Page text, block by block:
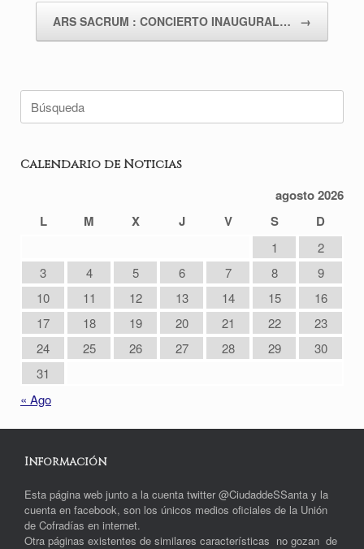
ARS SACRUM : CONCIERTO INAUGURAL… →
Calendario de Noticias
agosto 2026
L
M X J V S D
1
2
3
4 5 6 7 8
9
10
11 12 13 14 15
16
17
18 19 20 21 22
23
24
25 26 27 28 29
30
31
« Ago
Información
Esta página web junto a la cuenta twitter @CiudaddeSSanta y la
cuenta en facebook, son los únicos medios oficiales de la Unión
de Cofradías en internet.
Otra páginas existentes de similares características no gozan de